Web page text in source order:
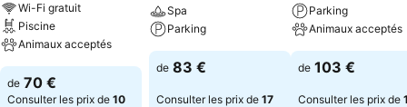
Wi-Fi gratuit
Piscine
Animaux acceptés
de 70 €
Consulter les prix de 10
Spa
Parking
de 83 €
Consulter les prix de 17
Parking
Animaux acceptés
de 103 €
Consulter les prix de